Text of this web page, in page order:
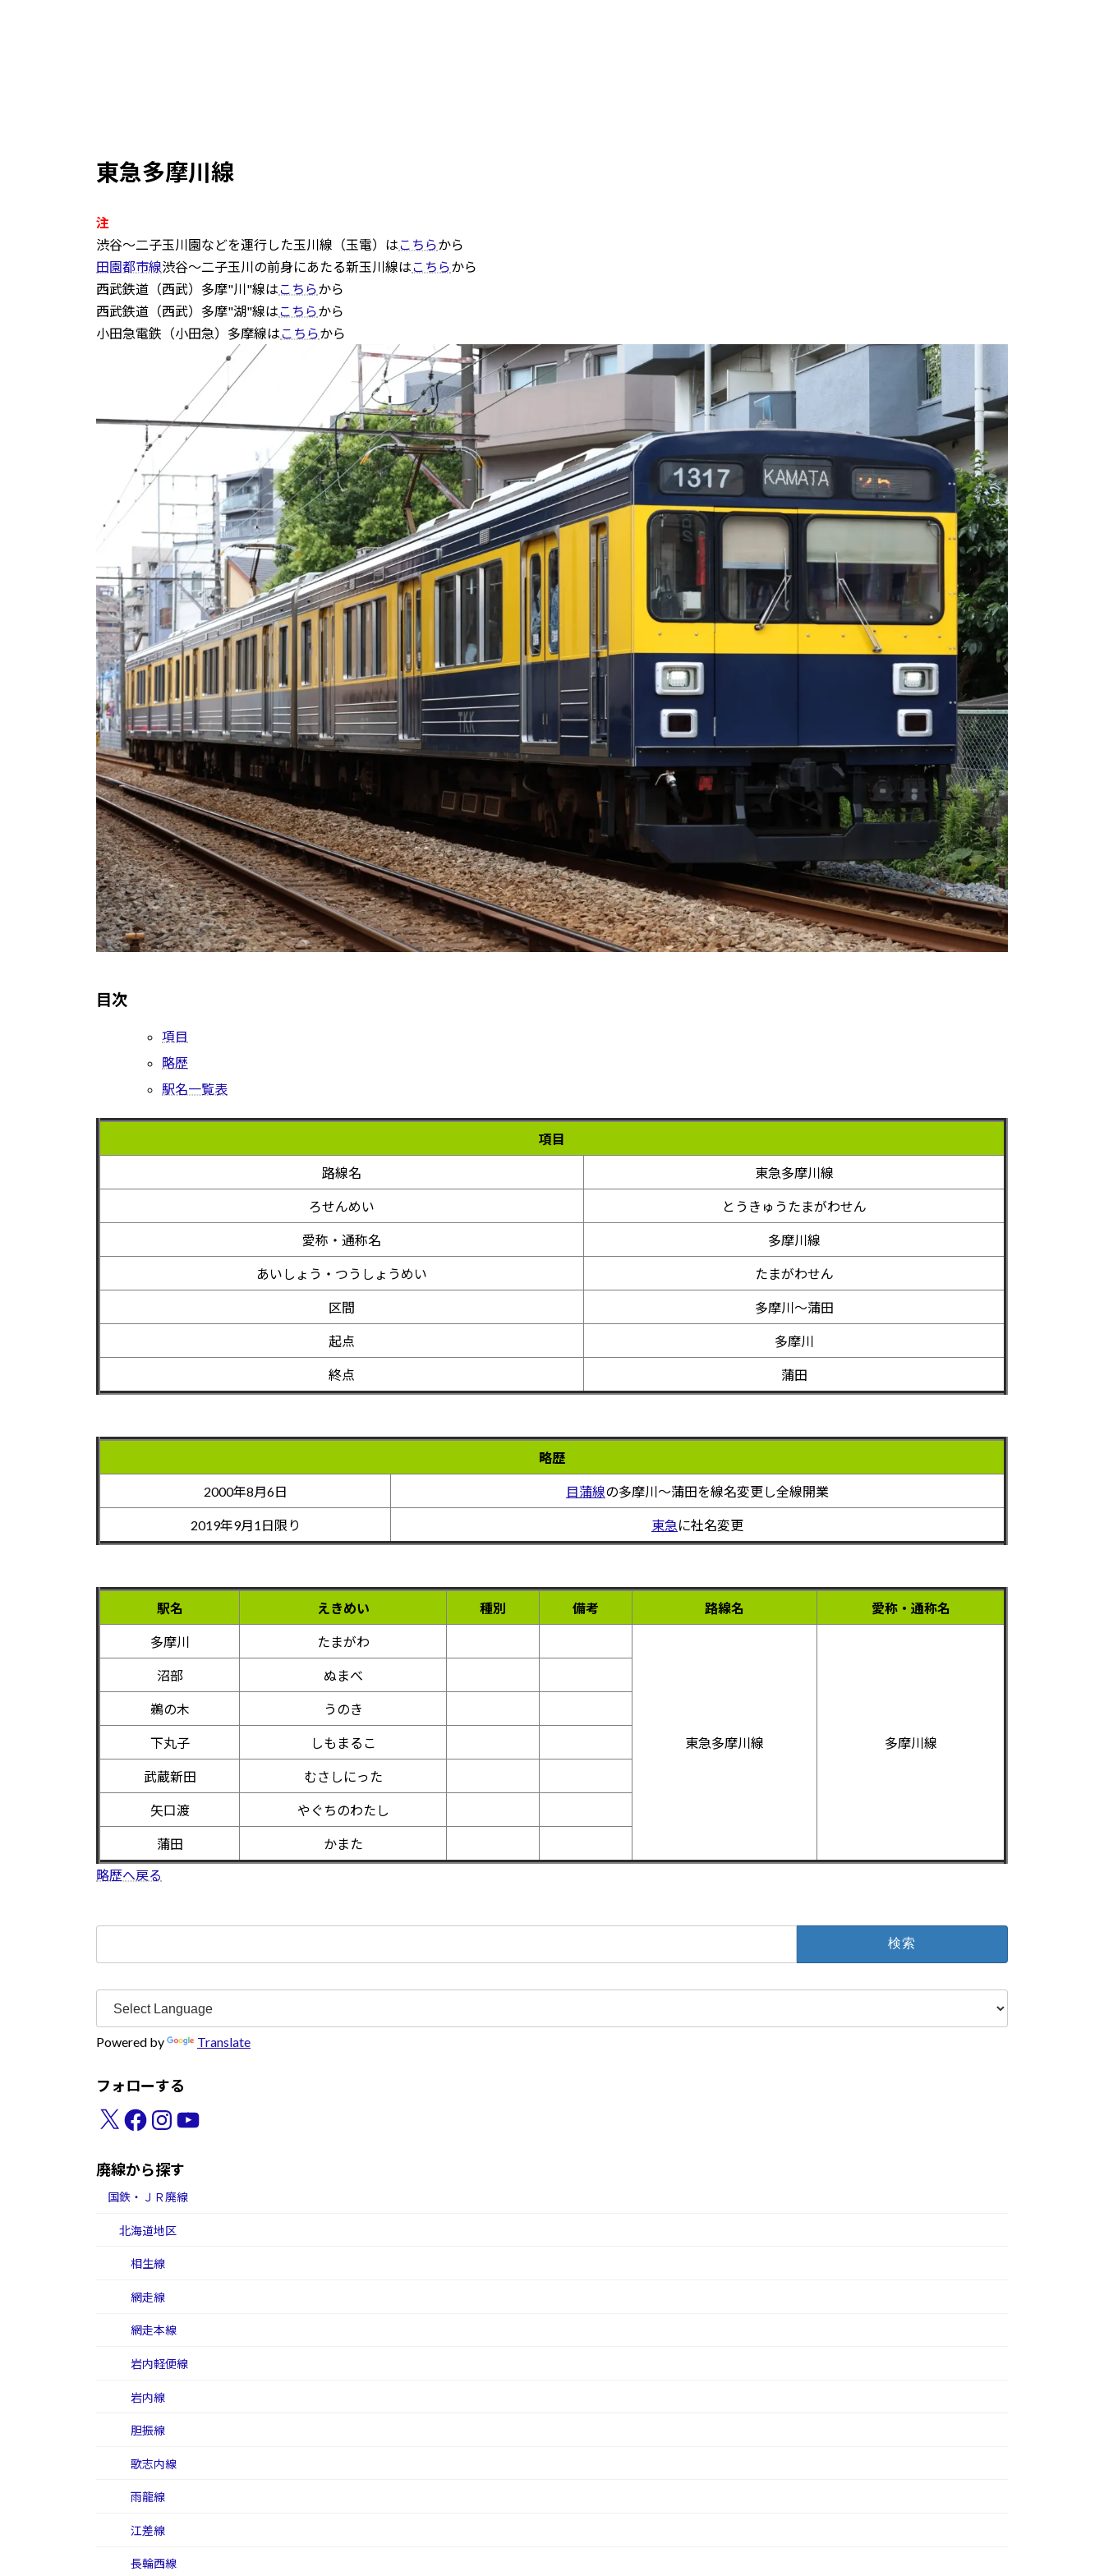
東急多摩川線
注
渋谷～二子玉川園などを運行した玉川線（玉電）はこちらから
田園都市線渋谷～二子玉川の前身にあたる新玉川線はこちらから
西武鉄道（西武）多摩"川"線はこちらから
西武鉄道（西武）多摩"湖"線はこちらから
小田急電鉄（小田急）多摩線はこちらから
目次
項目
略歴
駅名一覧表
項目
路線名 東急多摩川線
ろせんめい とうきゅうたまがわせん
愛称・通称名 多摩川線
あいしょう・つうしょうめい たまがわせん
区間 多摩川～蒲田
起点 多摩川
終点 蒲田
略歴
2000年8月6日 目蒲線の多摩川～蒲田を線名変更し全線開業
2019年9月1日限り 東急に社名変更
駅名 えきめい 種別 備考 路線名 愛称・通称名
多摩川 たまがわ
東急多摩川線 多摩川線
沼部 ぬまべ
鵜の木 うのき
下丸子 しもまるこ
武蔵新田 むさしにった
矢口渡 やぐちのわたし
蒲田
かまた
略歴へ戻る
Powered by Translate
フォローする
X Facebook
Instagram
YouTube
廃線から探す
国鉄・ＪＲ廃線
北海道地区
相生線
網走線
網走本線
岩内軽便線
岩内線
胆振線
歌志内線
雨龍線
江差線
長輪西線